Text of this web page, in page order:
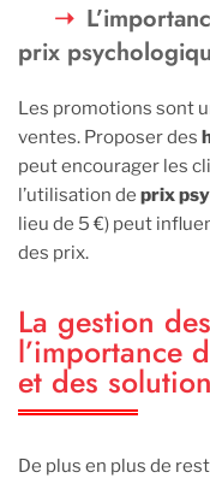
prix
Les promotions sont
ventes. Proposer des
peut encourager les
l’utilisation de prix
lieu de 5 €) peut
des prix.
La gestion
l’importance
et des
De plus en plus de